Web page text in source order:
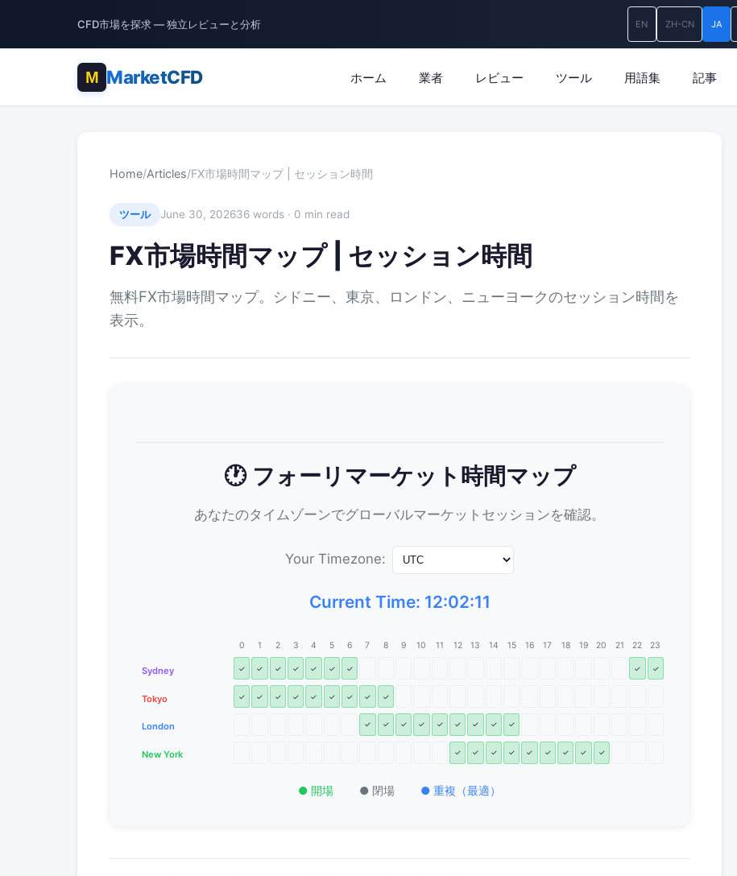
CFD市場を探求 — 独立レビューと分析 EN ZH-CN JA
MarketCFD ホーム 業者 レビュー ツール 用語集 記事
Home/Articles/FX市場時間マップ | セッション時間
ツール June 30, 202636 words · 0 min read
FX市場時間マップ | セッション時間
無料FX市場時間マップ。シドニー、東京、ロンドン、ニューヨークのセッション時間を
表示。
🕐 フォーリマーケット時間マップ
あなたのタイムゾーンでグローバルマーケットセッションを確認。
Your Timezone:
Current Time: 12:02:11
0 1 2 3 4 5 6 7 8 9 10 11 12 13 14 15 16 17 18 19 20 21 22 23
Sydney ✓ ✓ ✓ ✓ ✓ ✓ ✓ ✓ ✓
Tokyo ✓ ✓ ✓ ✓ ✓ ✓ ✓ ✓ ✓
London ✓ ✓ ✓ ✓ ✓ ✓ ✓ ✓ ✓
New York ✓ ✓ ✓ ✓ ✓ ✓ ✓ ✓ ✓
● 開場 ● 閉場 ● 重複（最適）